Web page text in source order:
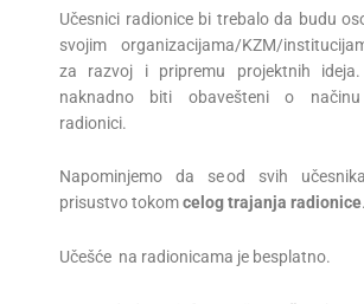
Učesnici radionice bi trebalo da budu
svojim organizacijama/KZM/
za razvoj i pripremu projektnih
naknadno biti obavešteni o načinu
radionici.
Napominjemo da se od svih
prisustvo tokomcelog trajanja radionice.
Učešće na radionicama je besplatno.